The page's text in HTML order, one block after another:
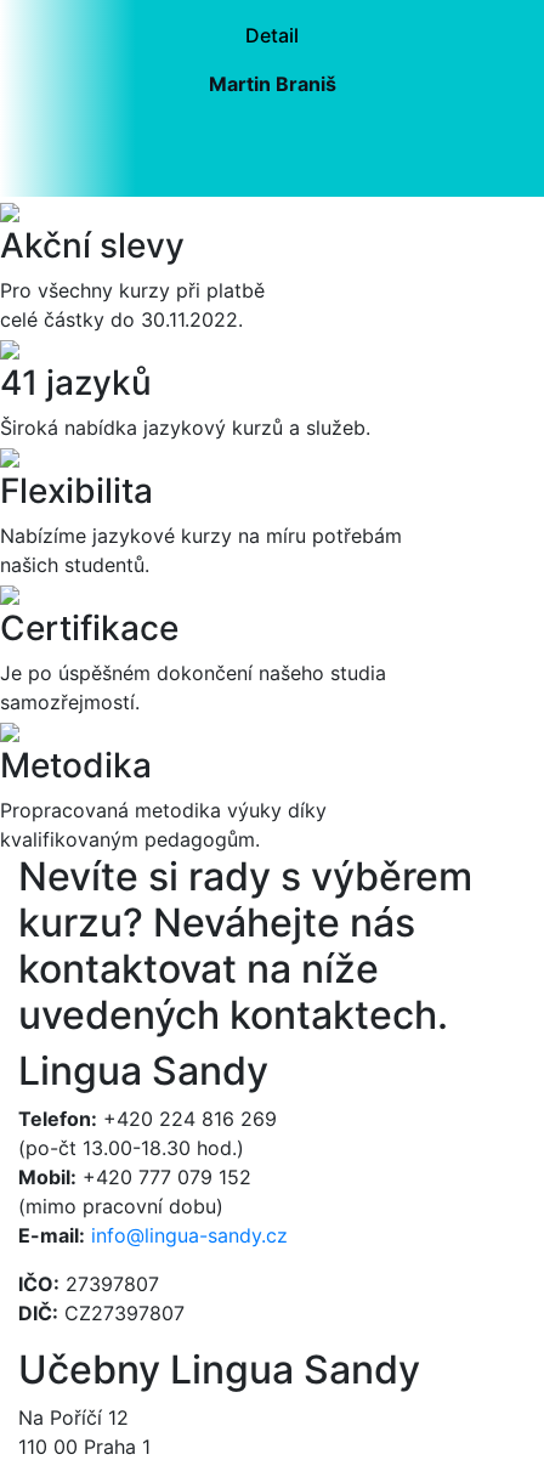
Detail
Martin Braniš
Akční slevy
Pro všechny kurzy při platbě
celé částky do 30.11.2022.
41 jazyků
Široká nabídka jazykový kurzů a služeb.
Flexibilita
Nabízíme jazykové kurzy na míru potřebám
našich studentů.
Certifikace
Je po úspěšném dokončení našeho studia
samozřejmostí.
Metodika
Propracovaná metodika výuky díky
kvalifikovaným pedagogům.
Nevíte si rady s výběrem
kurzu? Neváhejte nás
kontaktovat na níže
uvedených kontaktech.
Lingua Sandy
Telefon: +420 224 816 269
(po-čt 13.00-18.30 hod.)
Mobil: +420 777 079 152
(mimo pracovní dobu)
E-mail: info@lingua-sandy.cz
IČO: 27397807
DIČ: CZ27397807
Učebny Lingua Sandy
Na Poříčí 12
110 00 Praha 1